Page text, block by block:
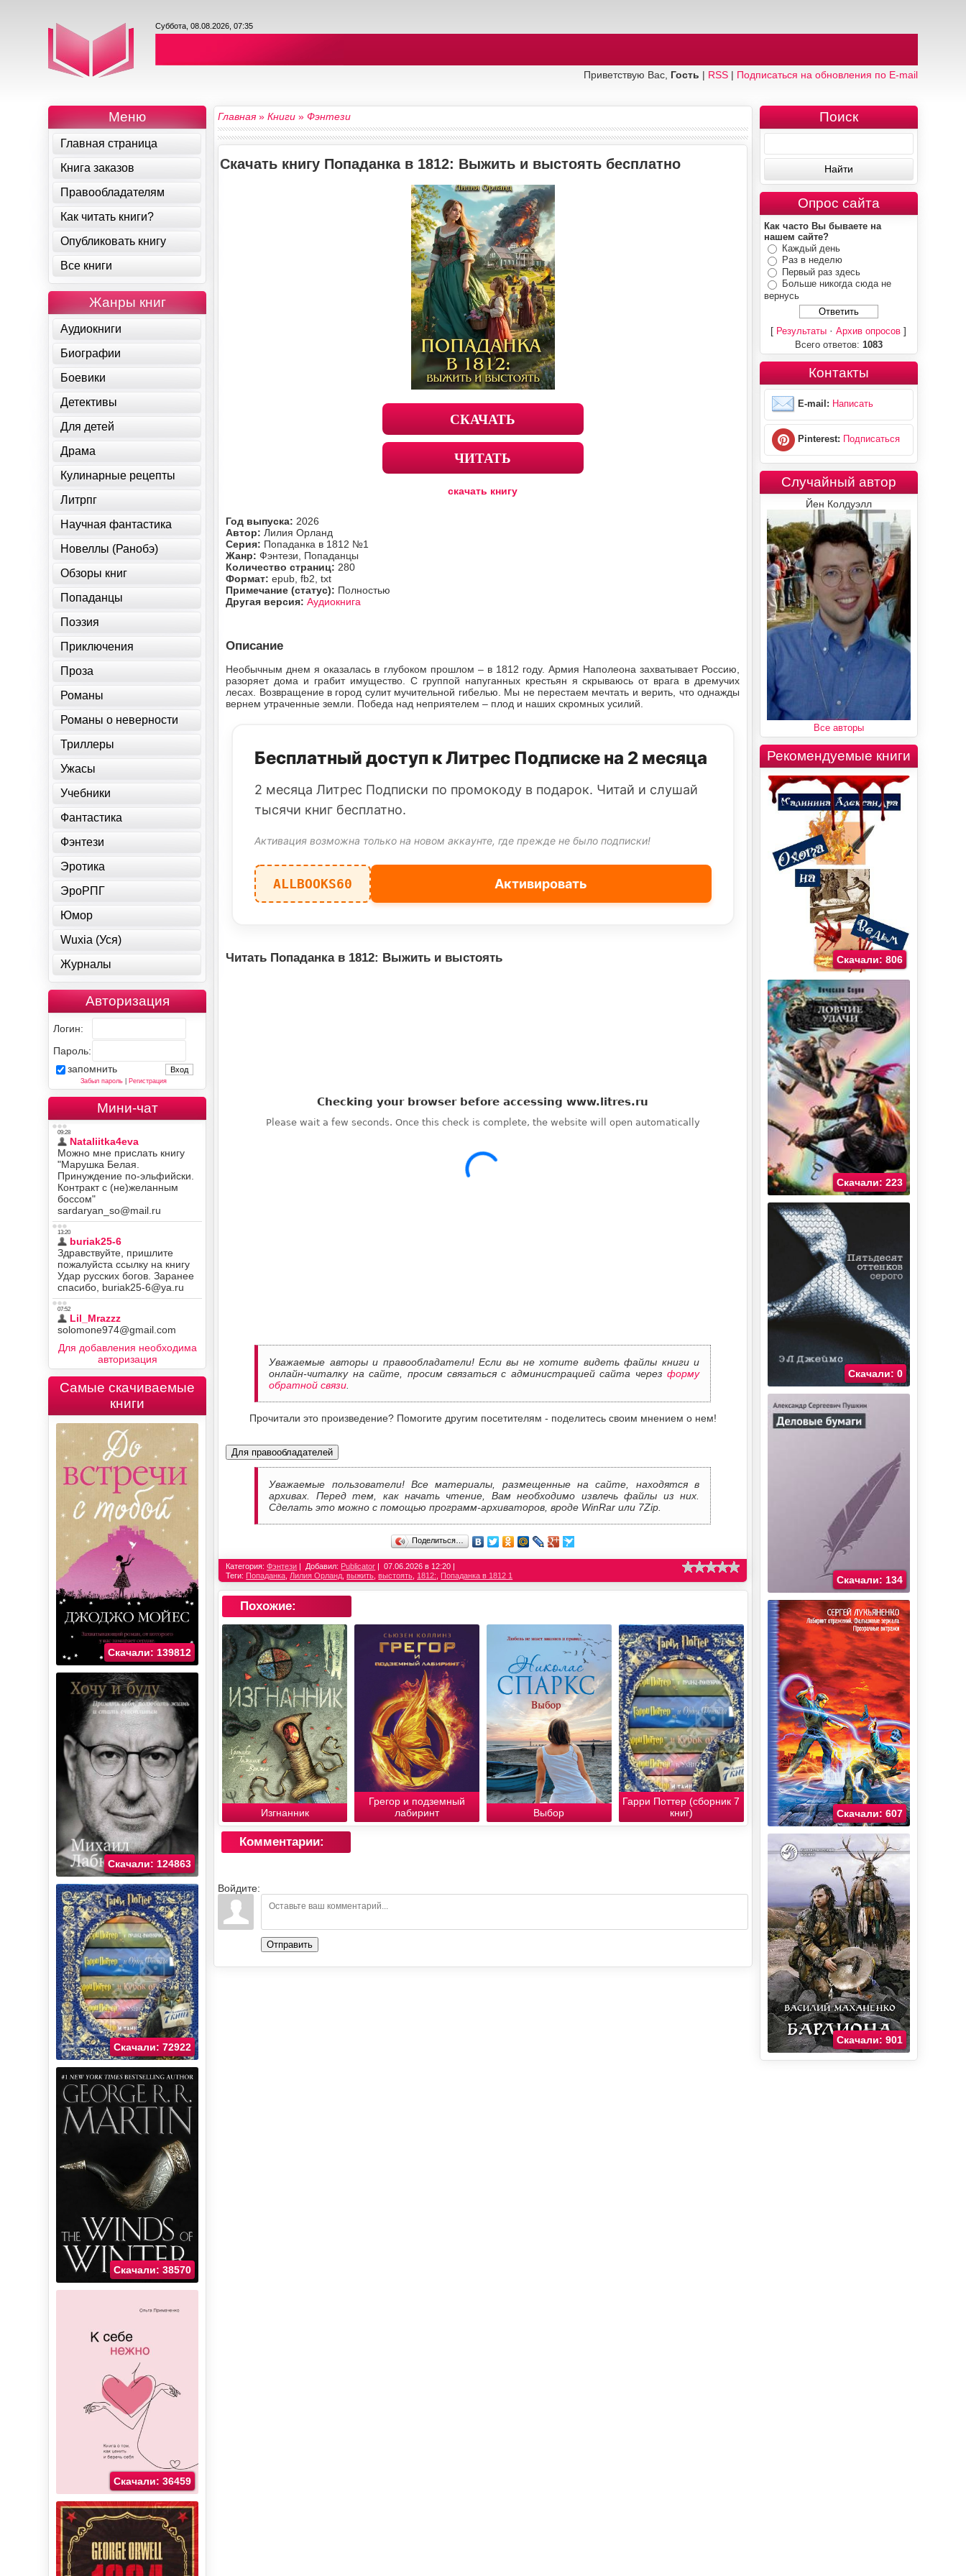
Суббота, 08.08.2026, 07:35
Приветствую Вас, Гость | RSS| Подписаться на обновления по E-mail
Главная»Книги »Фэнтези
Скачать книгу Попаданка в 1812: Выжить и выстоять бесплатно
СКАЧАТЬ
ЧИТАТЬ
скачать книгу
Год выпуска: 2026
Автор: Лилия Орланд
Серия: Попаданка в 1812 №1
Жанр:Фэнтези, Попаданцы
Количество страниц: 280
Формат:epub, fb2, txt
Примечание (статус): Полностью
Другая версия:Аудиокнига
Описание
Необычным днем я оказалась в глубоком прошлом – в 1812 году. Армия Наполеона захватывает Россию,
разоряет дома и грабит имущество. С группой напуганных крестьян я скрываюсь от врага в дремучих
лесах. Возвращение в город сулит мучительной гибелью. Мы не перестаем мечтать и верить, что однажды
вернем утраченные земли. Победа над неприятелем – плод и наших скромных усилий.
Бесплатный доступ к Литрес Подписке на 2 месяца
2 месяца Литрес Подписки по промокоду в подарок. Читай и слушай
тысячи книг бесплатно.
Активация возможна только на новом аккаунте, где прежде не было подписки!
ALLBOOKS60 Активировать
Читать Попаданка в 1812: Выжить и выстоять
Уважаемые авторы и правообладатели! Если вы не хотите видеть файлы книги и
онлайн-читалку на сайте, просим связаться с администрацией сайта черезформу
обратной связи
Прочитали это произведение? Помогите другим посетителям - поделитесь своим мнением о нем!
Для правообладателей
Уважаемые пользователи! Все материалы, размещенные на сайте, находятся в
архивах. Перед тем, как начать чтение, Вам необходимо извлечь файлы из них.
Сделать это можно с помощью программ-архиваторов, вроде WinRar или 7Zip.
Поделиться…
Категория:Фэнтези Добавил: Publicator
07.06.2026 в 12:20
Теги: Попаданка Лилия Орланд ,выжить ,выстоять 1812: Попаданка в 1812 1
Похожие:
Изгнанник
Грегор и подземный
лабиринт
Выбор
Гарри Поттер (сборник 7
книг)
Комментарии:
Войдите:
Отправить
Меню
Главная страница
Книга заказов
Правообладателям
Как читать книги?
Опубликовать книгу
Все книги
Жанры книг
Аудиокниги
Биографии
Боевики
Детективы
Для детей
Драма
Кулинарные рецепты
Литрпг
Научная фантастика
Новеллы (Ранобэ)
Обзоры книг
Попаданцы
Поэзия
Приключения
Проза
Романы
Романы о неверности
Триллеры
Ужасы
Учебники
Фантастика
Фэнтези
Эротика
ЭроРПГ
Юмор
Wuxia (Уся)
Журналы
Авторизация
Логин:
Пароль:
запомнить
Забыл пароль| Регистрация
Мини-чат
Для добавления необходима
авторизация
Самые скачиваемые
книги
Скачали: 139812
Скачали: 124863
Скачали: 72922
Скачали: 38570
Скачали: 36459
Поиск
Опрос сайта
Как часто Вы бываете на
нашем сайте?
Каждый день
Раз в неделю
Первый раз здесь
Больше никогда сюда не
вернусь
[ Результаты ·Архив опросов ]
Всего ответов: 1083
Контакты
E-mail: Написать
Pinterest: Подписаться
Случайный автор
Йен Колдуэлл
Все авторы
Рекомендуемые книги
Скачали: 806
Скачали: 223
Скачали: 0
Скачали: 134
Скачали: 607
Скачали: 901